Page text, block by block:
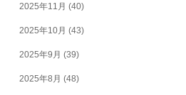
2025年11月 (40)
2025年10月 (43)
2025年9月 (39)
2025年8月 (48)